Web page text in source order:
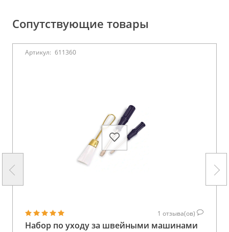
Сопутствующие товары
Артикул: 611360
1 отзыва(ов)
Набор по уходу за швейными машинами